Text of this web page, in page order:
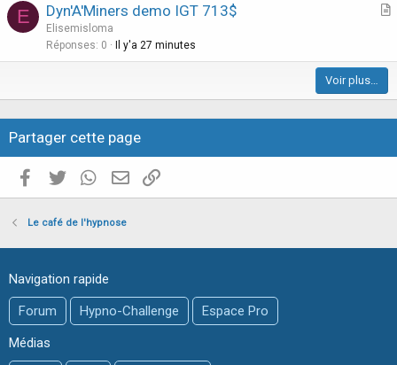
l
E
A
i
l
e
Dyn'A'Miners demo IGT 713$
Elisemisloma
Réponses 0 Il y'a 27 minutes
Voir plus…
Partager cette page
Facebook
Twitter WhatsAppE-mail valide
Le café de l'hypnose
Navigation rapide
Forum
Hypno-Challenge
Espace Pro
Médias